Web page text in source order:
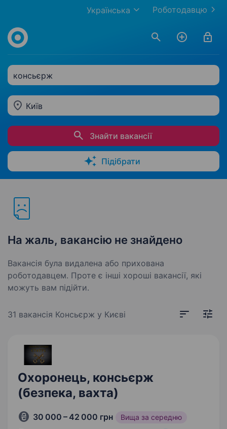
Роботодавцю
Українська
консьєрж
Київ
Знайти вакансії
Підібрати
На жаль, вакансію не знайдено
Вакансія була видалена або прихована
роботодавцем. Проте є інші хороші вакансії, які
можуть вам підійти.
31 вакансія Консьєрж у Києві
Охоронець, консьєрж
(безпека, вахта)
30 000 – 42 000 грн Вища за середню